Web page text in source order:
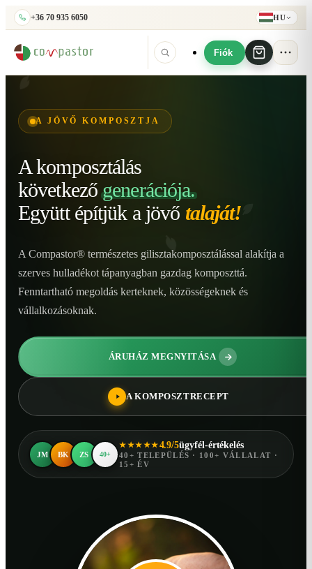
+36 70 935 6050 HU
Fiók
A JÖVŐ KOMPOSZTJA
A komposztálás
következő generációja.
Együtt építjük a jövő talaját!
A Compastor® természetes gilisztakomposztálással alakítja a
szerves hulladékot tápanyagban gazdag komposzttá.
Fenntartható megoldás kerteknek, közösségeknek és
vállalkozásoknak.
ÁRUHÁZ MEGNYITÁSA
A KOMPOSZTRECEPT
JM BK ZS 40+
★★★★★4.9/5ügyfél-értékelés
40+ TELEPÜLÉS · 100+ VÁLLALAT ·
15+ ÉV